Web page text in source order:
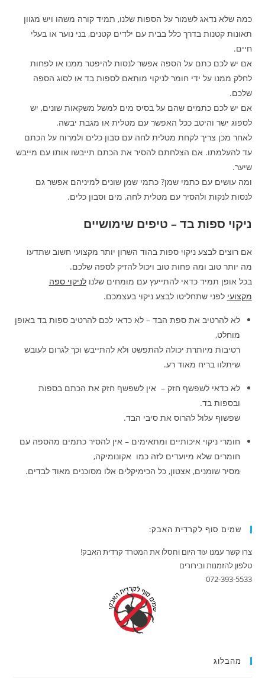
כמה שלא נדאג לשמור על הספות שלנו, תמיד קורה משהו ויש מגוון
תאונות קטנות בדרך כלל בבית עם ילדים קטנים, בני נוער או בעלי
חיים.
אם יש לכם כתם על הספה אפשר לנסות להיפטר ממנו או לפחות
לחלק ממנו על ידי חומר לניקוי מותאם לספות בד או לסוג הספה
שלכם.
אם יש לכם כתמים שהם על בסיס מים למשל משקאות שונים, יש
לספוג ישר והיטב ככל האפשר עם מטלית או מגבת יבשה.
לאחר מכן צריך לקחת מטלית לחה עם סבון כלים ולמרוח על הכתם
עד להעלמתו. אם הצלחתם להסיר את הכתם תייבשו אותו עם מייבש
שיער.
ומה עושים עם כתמי שמן? כתמי שמן שונים למיניהם אפשר גם
לנסות לנקות ולהסיר עם מטלית לחה, מים וסבון כלים.
ניקוי ספות בד – טיפים שימושיים
אם רוצים לבצע ניקוי ספות בהוד השרון יותר מקצועי חשוב שתדעו
מה יותר טוב ומה פחות טוב ויכול להזיק לספה שלכם.
בכל אופן תמיד כדאי להתייעץ עם מומחים שלנולניקוי ספה
מקצועי לפני שתחליטו לבצע ניקוי בעצמכם.
לא להרטיב את ספת הבד – לא כדאי לכם להרטיב ספות בד באופן
מוחלט,
רטיבות מיותרת יכולה להתפשט ולא להתייבש וכך לגרום לעובש
שיתלוו בריח מאוד רע.
לא כדאי לשפשף חזק – אין לשפשף חזק את הכתם בספות
ובספות בד.
שפשוף עלול להרוס את סיבי הבד.
חומרי ניקוי איכותיים ומתאימים – אין להסיר כתמים מהספה עם
חומרים שלא מיועדים לזה כמו אקונומיקה,
מסיר שומנים, אצטון, כל הכימיקלים אלו מסוכנים מאוד לבדים.
שמים סוף לקרדית האבק:
צרו קשר עמנו עוד היום וחסלו את המטרד קרדית האבק!
טלפון להזמנות ובירורים
072-393-5533
מהבלוג